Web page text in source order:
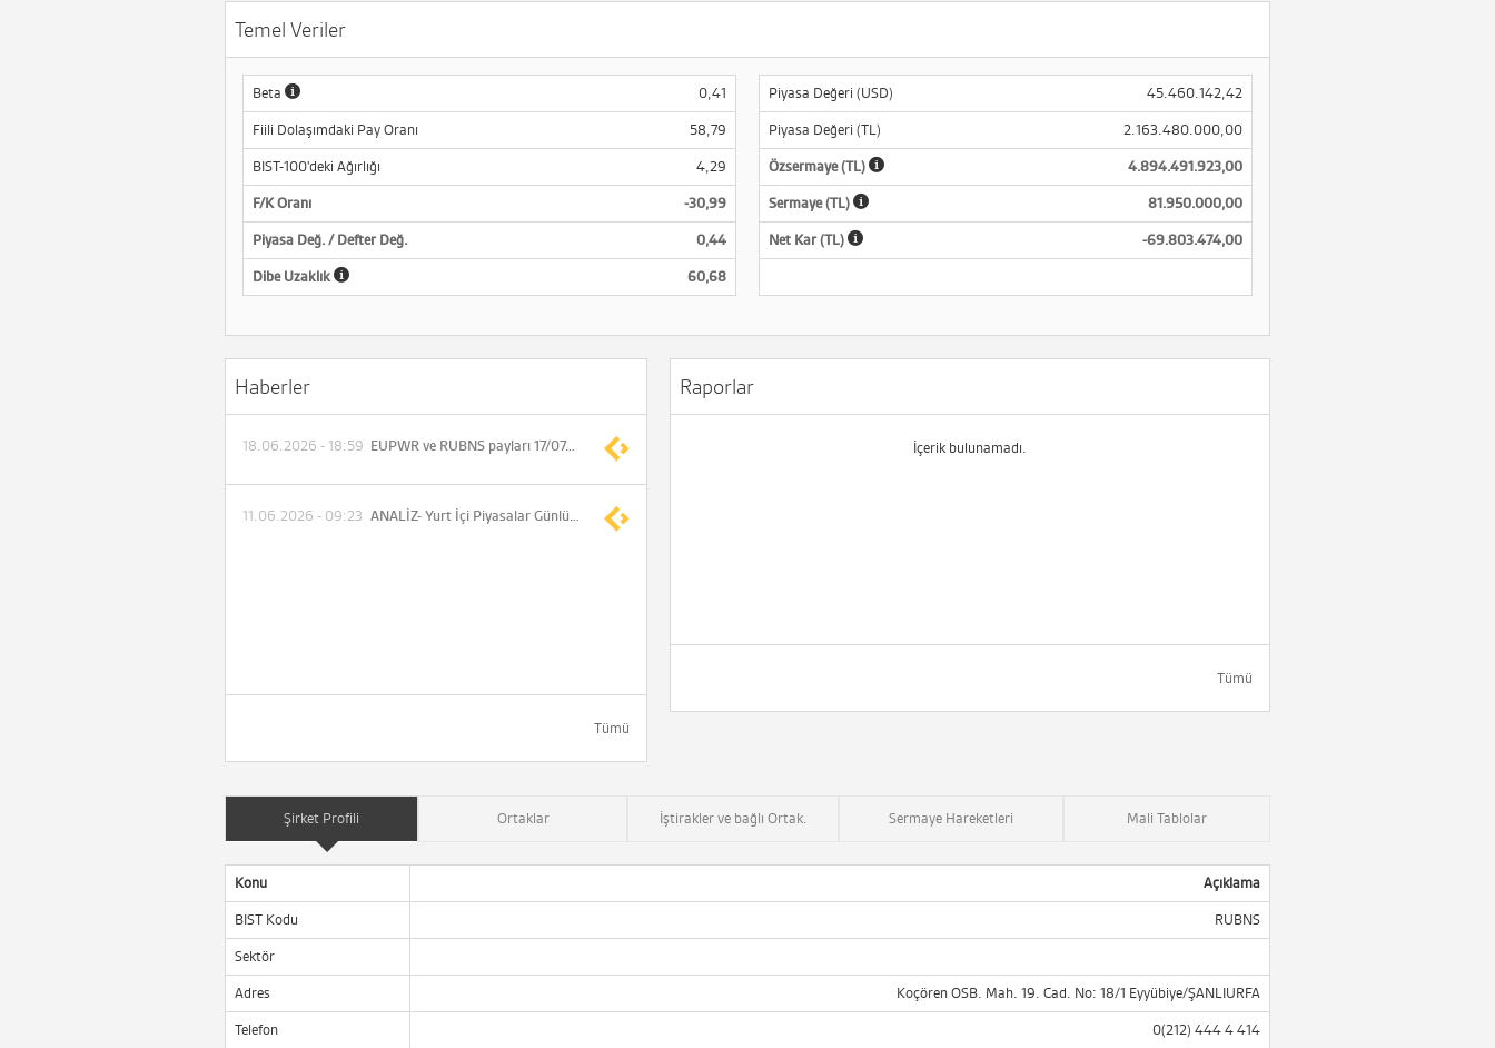
Temel Veriler
Beta 0,41
Fiili Dolaşımdaki Pay Oranı 58,79
BIST-100'deki Ağırlığı 4,29
F/K Oranı -30,99
Piyasa Değ. / Defter Değ. 0,44
Dibe Uzaklık 60,68
Piyasa Değeri (USD) 45.460.142,42
Piyasa Değeri (TL) 2.163.480.000,00
Özsermaye (TL) 4.894.491.923,00
Sermaye (TL) 81.950.000,00
Net Kar (TL) -69.803.474,00
Haberler
EUPWR ve RUBNS payları 17/07/2026 tarihli işlemlere (seans sonuna) kadar açığa satışa ve kredili işlemlere konu edilemeyecek
18.06.2026 - 18:59
ANALİZ- Yurt İçi Piyasalar Günlük Bülten (Burgan Yatırım)
11.06.2026 - 09:23
Tümü
Raporlar
İçerik bulunamadı.
Tümü
Şirket Profili Ortaklar İştirakler ve bağlı Ortak. Sermaye Hareketleri Mali Tablolar
Konu Açıklama
BIST Kodu RUBNS
Sektör
Adres Koçören OSB. Mah. 19. Cad. No: 18/1 Eyyübiye/ŞANLIURFA
Telefon 0(212) 444 4 414